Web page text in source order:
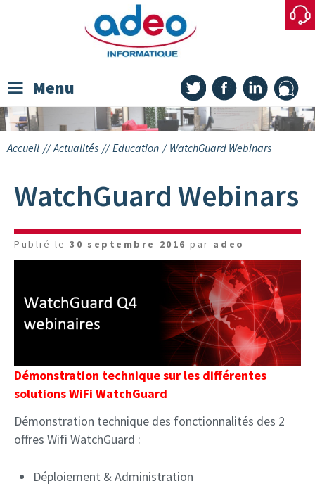
Menu
Accueil // Actualités // Education / WatchGuard Webinars
WatchGuard Webinars
Publié le 30 septembre 2016 par adeo
Démonstration technique sur les différentes
solutions WiFi WatchGuard
Démonstration technique des fonctionnalités des 2
offres Wifi WatchGuard :
Déploiement & Administration